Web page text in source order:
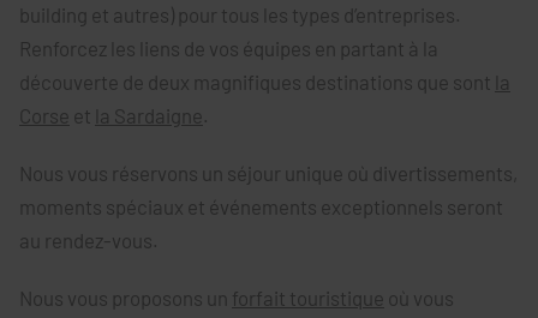
building et autres) pour tous les types d’entreprises.
Renforcez les liens de vos équipes en partant à la
découverte de deux magnifiques destinations que sont la
Corse et la Sardaigne.
Nous vous réservons un séjour unique où divertissements,
moments spéciaux et événements exceptionnels seront
au rendez-vous.
Nous vous proposons un forfait touristique où vous